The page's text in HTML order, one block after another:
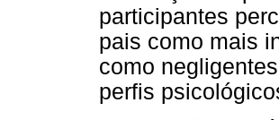
participantes
pais como mais
como
perfis